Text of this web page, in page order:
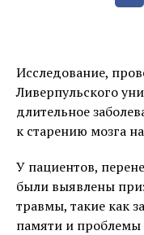
Исследование,
Ливерпульского
длительное
к старению мозга
У пациентов,
были выявлены
травмы, такие как
памяти и проблемы